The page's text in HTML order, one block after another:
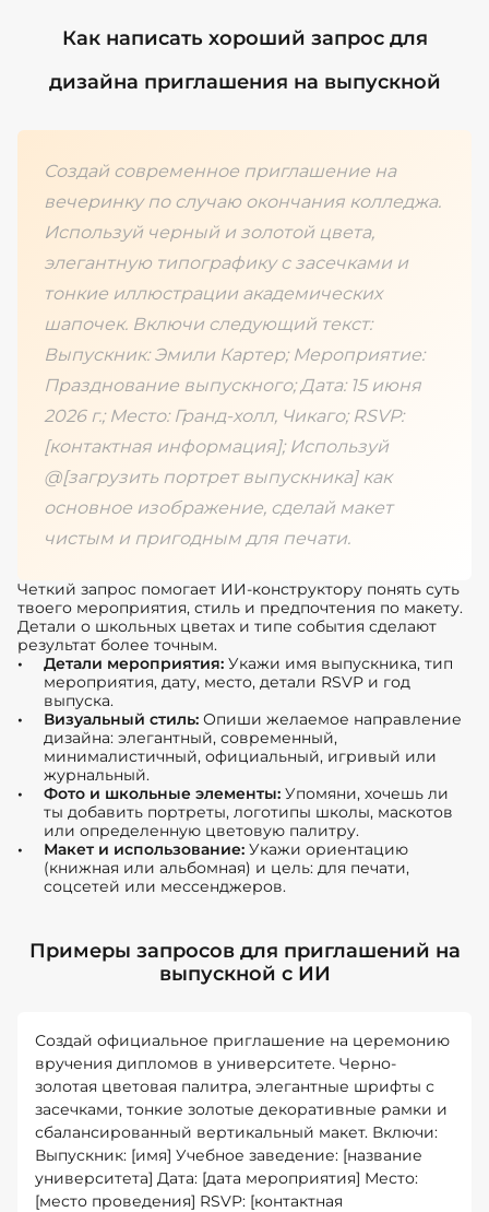
Как написать хороший запрос для
дизайна приглашения на выпускной
Создай современное приглашение на
вечеринку по случаю окончания колледжа.
Используй черный и золотой цвета,
элегантную типографику с засечками и
тонкие иллюстрации академических
шапочек. Включи следующий текст:
Выпускник: Эмили Картер; Мероприятие:
Празднование выпускного; Дата: 15 июня
2026 г.; Место: Гранд-холл, Чикаго; RSVP:
[контактная информация]; Используй
@[загрузить портрет выпускника] как
основное изображение, сделай макет
чистым и пригодным для печати.
Четкий запрос помогает ИИ-конструктору понять суть
твоего мероприятия, стиль и предпочтения по макету.
Детали о школьных цветах и типе события сделают
результат более точным.
Детали мероприятия: Укажи имя выпускника, тип
мероприятия, дату, место, детали RSVP и год
выпуска.
Визуальный стиль: Опиши желаемое направление
дизайна: элегантный, современный,
минималистичный, официальный, игривый или
журнальный.
Фото и школьные элементы: Упомяни, хочешь ли
ты добавить портреты, логотипы школы, маскотов
или определенную цветовую палитру.
Макет и использование: Укажи ориентацию
(книжная или альбомная) и цель: для печати,
соцсетей или мессенджеров.
Примеры запросов для приглашений на
выпускной с ИИ
Создай официальное приглашение на церемонию
вручения дипломов в университете. Черно-
золотая цветовая палитра, элегантные шрифты с
засечками, тонкие золотые декоративные рамки и
сбалансированный вертикальный макет. Включи:
Выпускник: [имя] Учебное заведение: [название
университета] Дата: [дата мероприятия] Место:
[место проведения] RSVP: [контактная